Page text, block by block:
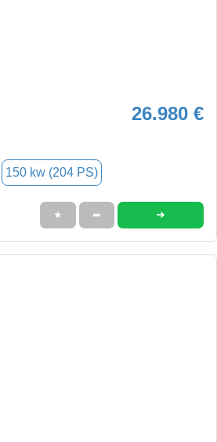
26.980 €
150 kw (204 PS)
★ ➦ ➜